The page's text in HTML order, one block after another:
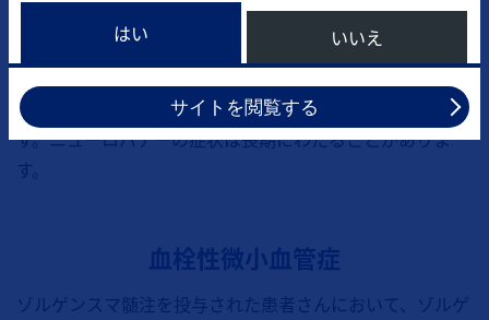
ゾルゲンスマ髄注の投与後約3週間に、末梢性感覚ニュー
児の場合、ご家族が状態をよく見ていただく必要がありま
す。ニューロパチーの症状は長期にわたることがありま
す。
血栓性微小血管症
ゾルゲンスマ髄注を投与された患者さんにおいて、ゾルゲ
はい いいえ
サイトを閲覧する